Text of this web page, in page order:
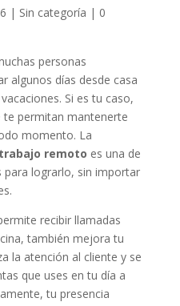
| Sin categoría | 0
personas
algunos días desde casa
Si es tu caso,
te permitan mantenerte
momento. La
remoto es una de
para lograrlo, sin importar
recibir llamadas
también mejora tu
la atención al cliente y se
que uses en tu día a
tu presencia